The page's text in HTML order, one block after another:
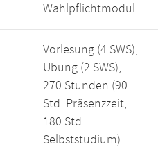
Wahlpflichtmodul
Vorlesung (4 SWS),
Übung (2 SWS),
270 Stunden (90
Std. Präsenzzeit,
180 Std.
Selbststudium)